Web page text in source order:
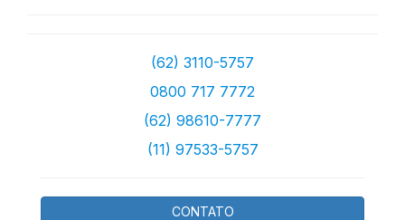
(62) 3110-5757
0800 717 7772
(62) 98610-7777
(11) 97533-5757
CONTATO